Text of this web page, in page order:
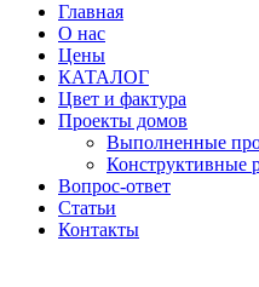
Главная
О нас
Цены
КАТАЛОГ
Цвет и фактура
Проекты домов
Выполненные
Конструктивные
Вопрос-ответ
Статьи
Контакты